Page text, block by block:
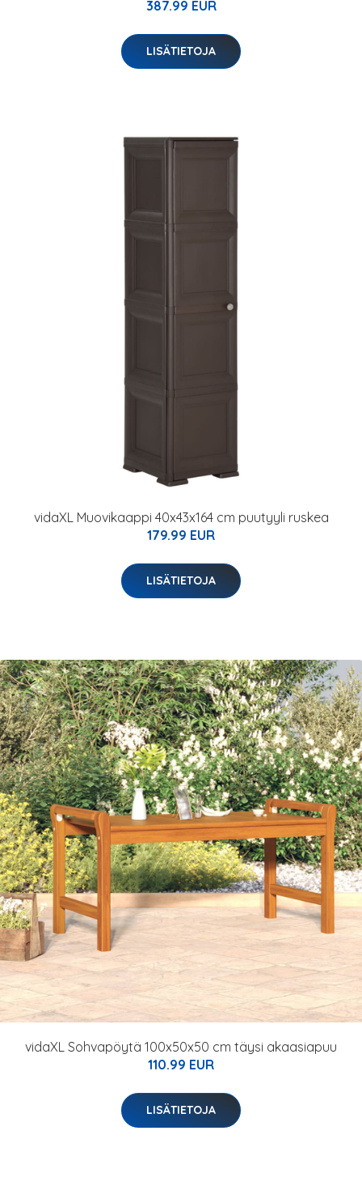
387.99 EUR
LISÄTIETOJA
vidaXL Muovikaappi 40x43x164 cm puutyyli ruskea
179.99 EUR
LISÄTIETOJA
vidaXL Sohvapöytä 100x50x50 cm täysi akaasiapuu
110.99 EUR
LISÄTIETOJA